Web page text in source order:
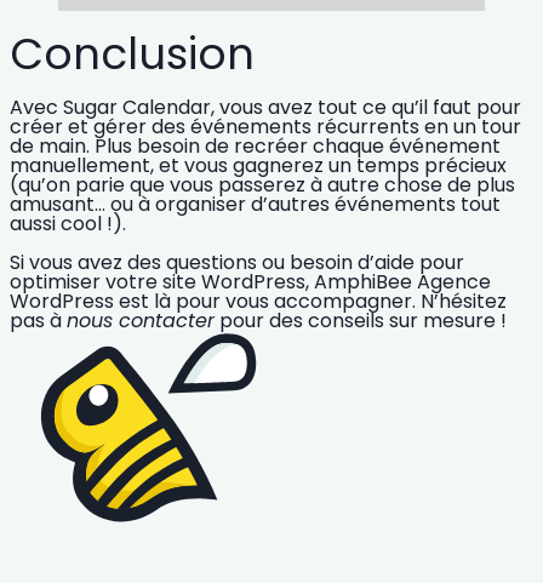
Conclusion
Avec Sugar Calendar, vous avez tout ce qu’il faut pour
créer et gérer des événements récurrents en un tour
de main. Plus besoin de recréer chaque événement
manuellement, et vous gagnerez un temps précieux
(qu’on parie que vous passerez à autre chose de plus
amusant… ou à organiser d’autres événements tout
aussi cool !).
Si vous avez des questions ou besoin d’aide pour
optimiser votre site WordPress,AmphiBee Agence
WordPress est là pour vous accompagner. N’hésitez
pas ànous contacterpour des conseils sur mesure !